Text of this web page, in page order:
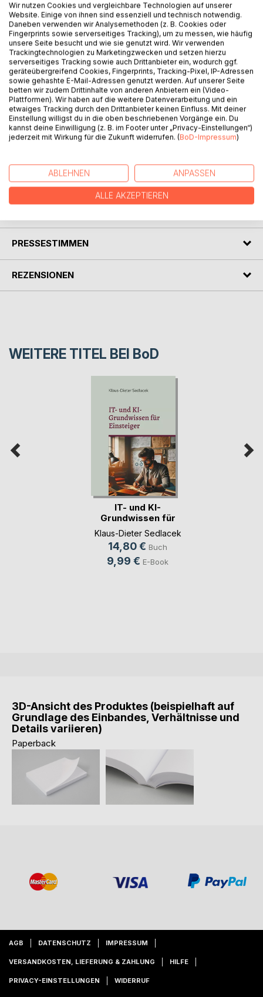
BESCHREIBUNG
Bewusstsein zeigt sich nach Überzeugung der meisten
Wissenschaftler im Zusammenhang mit der im Gehirn
stattfindenden Informationsverarbeitung. Es ist keine aus
sich selbst heraus existierende Geistsubstanz, sondern ein
informationsverarbeitender Prozess.
Die Aufgabe des Bewusstseins ist es,
Verhaltensalternativen zu finden und sich für ein Verhalten
zu entscheiden, das Bedürfnisse bestmöglich befriedigt.
In diesem Buch wird demonstriert, wie ein synthetisches
werden kann. Eines der größten Rätsel unserer Welt, der
Bewusstseinsprozess, wird hierdurch gelöst.
PRESSESTIMMEN
REZENSIONEN
WEITERE TITEL BEI BoD
IT- und KI-
Grundwissen für
Einsteiger
Klaus-Dieter Sedlacek
14,80 € Buch
9,99 € E-Book
3D-Ansicht des Produktes (beispielhaft auf
Grundlage des Einbandes, Verhältnisse und
Details variieren)
Paperback
AGB DATENSCHUTZ IMPRESSUM
VERSANDKOSTEN, LIEFERUNG & ZAHLUNG HILFE
PRIVACY-EINSTELLUNGEN WIDERRUF
Wir nutzen Cookies und vergleichbare Technologien auf unserer
Website. Einige von ihnen sind essenziell und technisch notwendig.
Daneben verwenden wir Analysemethoden (z. B. Cookies oder
Fingerprints sowie serverseitiges Tracking), um zu messen, wie häufig
unsere Seite besucht und wie sie genutzt wird. Wir verwenden
Trackingtechnologien zu Marketingzwecken und setzen hierzu
serverseitiges Tracking sowie auch Drittanbieter ein, wodurch ggf.
geräteübergreifend Cookies, Fingerprints, Tracking-Pixel, IP-Adressen
sowie gehashte E-Mail-Adressen genutzt werden. Auf unserer Seite
betten wir zudem Drittinhalte von anderen Anbietern ein (Video-
Plattformen). Wir haben auf die weitere Datenverarbeitung und ein
etwaiges Tracking durch den Drittanbieter keinen Einfluss. Mit deiner
Einstellung willigst du in die oben beschriebenen Vorgänge ein. Du
kannst deine Einwilligung (z. B. im Footer unter „Privacy-Einstellungen“)
jederzeit mit Wirkung für die Zukunft widerrufen. (BoD-Impressum)
ABLEHNEN ANPASSEN
ALLE AKZEPTIEREN